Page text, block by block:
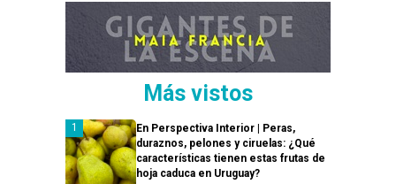
Más vistos
En Perspectiva Interior | Peras,
duraznos, pelones y ciruelas: ¿Qué
características tienen estas frutas de
hoja caduca en Uruguay?